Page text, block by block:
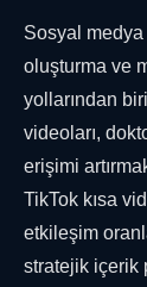
Sosyal medya
oluşturma ve
yollarından
videoları,
erişimi
TikTok kısa
etkileşim
stratejik içerik